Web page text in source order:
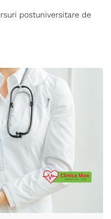
postuniversitare de